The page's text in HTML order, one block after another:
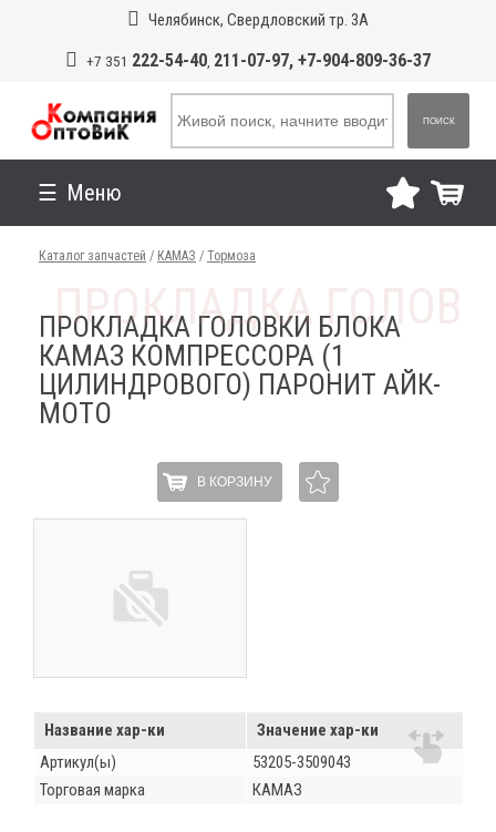
Челябинск, Свердловский тр. 3А
+7 351 222-54-40, 211-07-97, +7-904-809-36-37
ПОИСК
Меню
Каталог запчастей / КАМАЗ / Тормоза
ПРОКЛАДКА ГОЛОВКИ БЛОКА
КАМАЗ КОМПРЕССОРА (1
ЦИЛИНДРОВОГО) ПАРОНИТ АЙК-
МОТО
В КОРЗИНУ
Название хар-ки
Значение хар-ки
Артикул(ы)
53205-3509043
Торговая марка
КАМАЗ